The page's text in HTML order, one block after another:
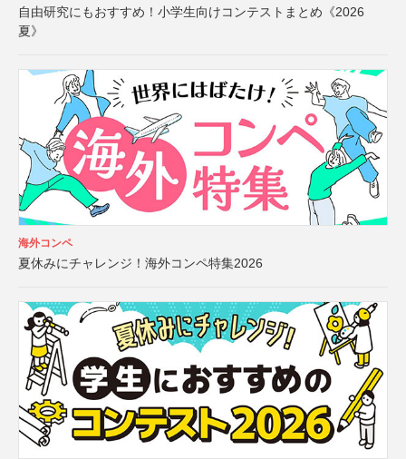
自由研究にもおすすめ！小学生向けコンテストまとめ《2026
夏》
海外コンペ
夏休みにチャレンジ！海外コンペ特集2026